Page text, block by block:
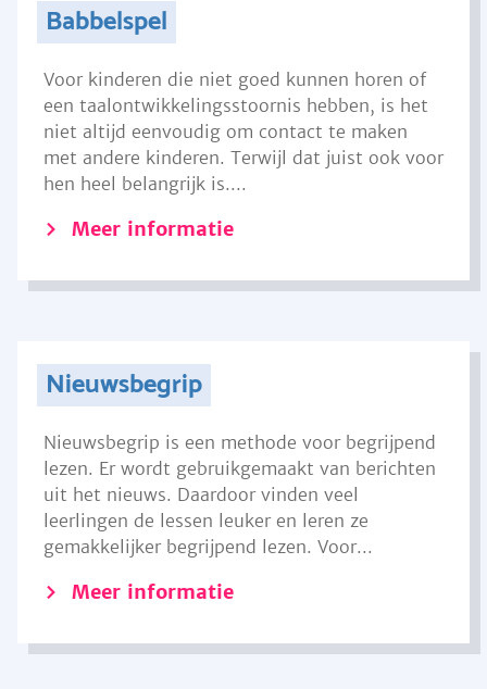
Babbelspel
Voor kinderen die niet goed kunnen horen of
een taalontwikkelingsstoornis hebben, is het
niet altijd eenvoudig om contact te maken
met andere kinderen. Terwijl dat juist ook voor
hen heel belangrijk is....
Meer informatie
Nieuwsbegrip
Nieuwsbegrip is een methode voor begrijpend
lezen. Er wordt gebruikgemaakt van berichten
uit het nieuws. Daardoor vinden veel
leerlingen de lessen leuker en leren ze
gemakkelijker begrijpend lezen. Voor...
Meer informatie